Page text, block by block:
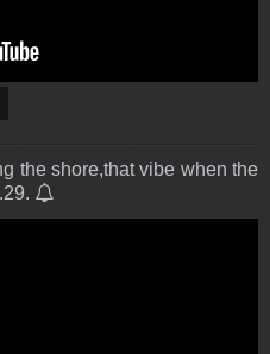
the shore,that vibe when the